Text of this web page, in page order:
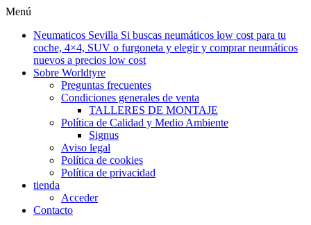
Ir
contenido
Menú
Neumaticos Sevilla Si buscas neumáticos low cost para tu
coche, 4×4, SUV o furgoneta y elegir y comprar neumáticos
nuevos a precios low cost
Sobre Worldtyre
Preguntas frecuentes
Condiciones generales de venta
TALLERES DE MONTAJE
Política de Calidad y Medio Ambiente
Signus
Aviso legal
Política de cookies
Política de privacidad
tienda
Acceder
Contacto